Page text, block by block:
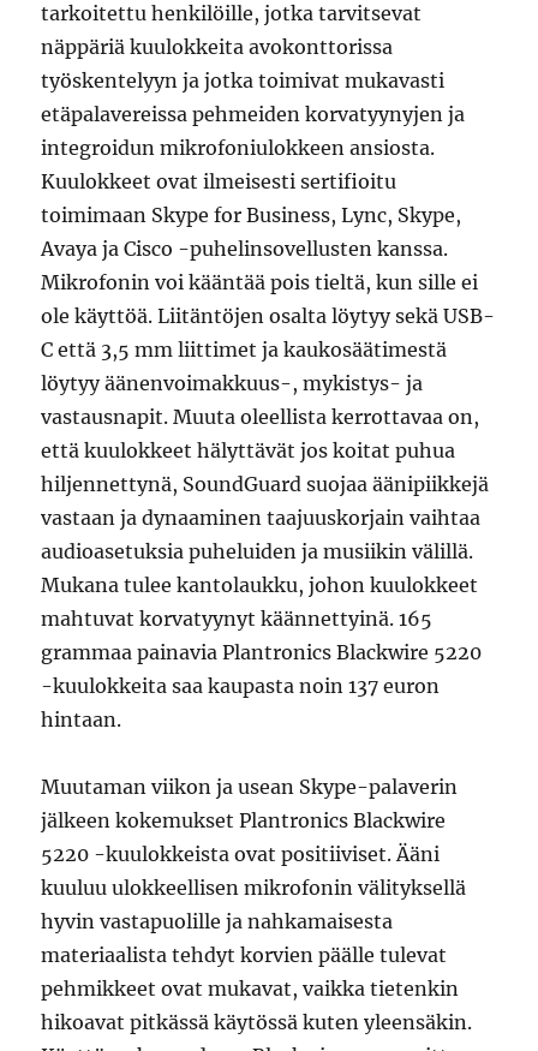
tarkoitettu henkilöille, jotka tarvitsevat
näppäriä kuulokkeita avokonttorissa
työskentelyyn ja jotka toimivat mukavasti
etäpalavereissa pehmeiden korvatyynyjen ja
integroidun mikrofoniulokkeen ansiosta.
Kuulokkeet ovat ilmeisesti sertifioitu
toimimaan Skype for Business, Lync, Skype,
Avaya ja Cisco -puhelinsovellusten kanssa.
Mikrofonin voi kääntää pois tieltä, kun sille ei
ole käyttöä. Liitäntöjen osalta löytyy sekä USB-
C että 3,5 mm liittimet ja kaukosäätimestä
löytyy äänenvoimakkuus-, mykistys- ja
vastausnapit. Muuta oleellista kerrottavaa on,
että kuulokkeet hälyttävät jos koitat puhua
hiljennettynä, SoundGuard suojaa äänipiikkejä
vastaan ja dynaaminen taajuuskorjain vaihtaa
audioasetuksia puheluiden ja musiikin välillä.
Mukana tulee kantolaukku, johon kuulokkeet
mahtuvat korvatyynyt käännettyinä. 165
grammaa painavia Plantronics Blackwire 5220
-kuulokkeita saa kaupasta noin 137 euron
hintaan.
Muutaman viikon ja usean Skype-palaverin
jälkeen kokemukset Plantronics Blackwire
5220 -kuulokkeista ovat positiiviset. Ääni
kuuluu ulokkeellisen mikrofonin välityksellä
hyvin vastapuolille ja nahkamaisesta
materiaalista tehdyt korvien päälle tulevat
pehmikkeet ovat mukavat, vaikka tietenkin
hikoavat pitkässä käytössä kuten yleensäkin.